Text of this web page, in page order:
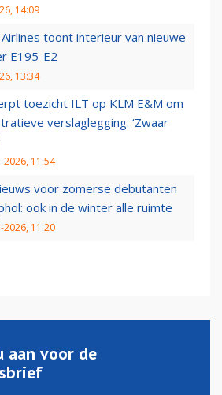
14:09
Airlines toont interieur van nieuwe
E195-E2
13:34
toezicht ILT op KLM E&M om
verslaglegging: ‘Zwaar
2026, 11:54
voor zomerse debutanten
ook in de winter alle ruimte
2026, 11:20
aan voor de